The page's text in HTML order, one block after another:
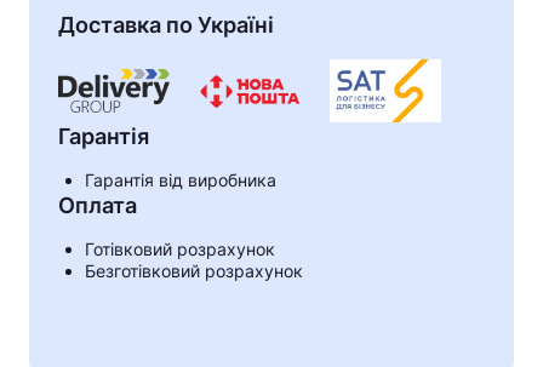
Кошик
Доставка по Україні
Гарантія
Гарантія від виробника
Оплата
Готівковий розрахунок
Безготівковий розрахунок